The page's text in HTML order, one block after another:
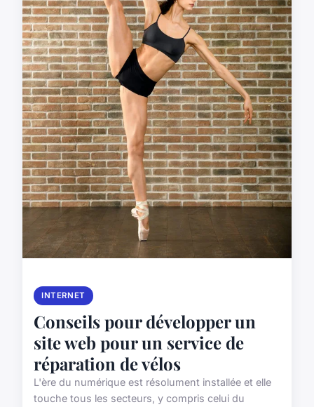
INTERNET
Conseils pour développer un
site web pour un service de
réparation de vélos
L'ère du numérique est résolument installée et elle
touche tous les secteurs, y compris celui du